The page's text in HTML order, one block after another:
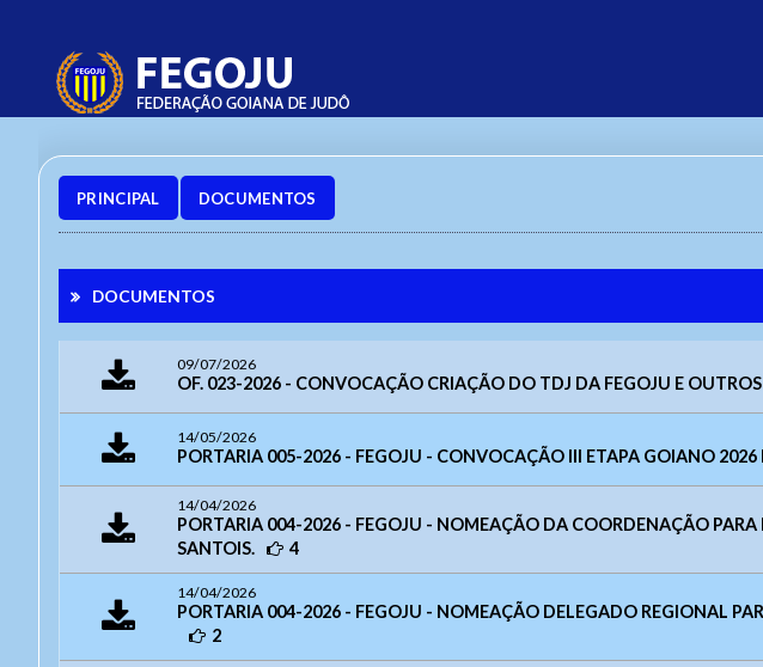
PRINCIPAL DOCUMENTOS
DOCUMENTOS
09/07/2026
OF. 023-2026 - CONVOCAÇÃO CRIAÇÃO DO TDJ DA FEGOJU E
14/05/2026
PORTARIA 005-2026 - FEGOJU - CONVOCAÇÃO III ETAPA GOIANO 2026
14/04/2026
PORTARIA 004-2026 - FEGOJU - NOMEAÇÃO DA COORDENAÇÃO PARA
SANTOIS.
4
14/04/2026
PORTARIA 004-2026 - FEGOJU - NOMEAÇÃO DELEGADO REGIONAL
2